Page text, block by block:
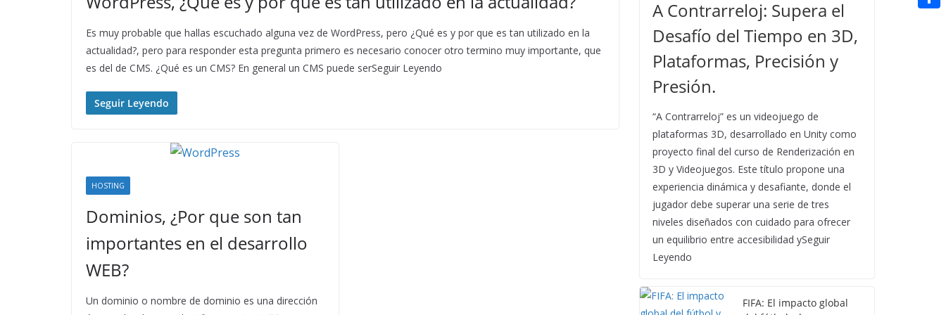
Es muy probable que hallas escuchado alguna vez de WordPress, pero ¿Qué es y por que es tan utilizado en la
actualidad?, pero para responder esta pregunta primero es necesario conocer otro termino muy importante, que
es del de CMS. ¿Qué es un CMS? En general un CMS puede serSeguir Leyendo
Seguir Leyendo
HOSTING
Dominios, ¿Por que son tan
importantes en el desarrollo
WEB?
Un dominio o nombre de dominio es una dirección
A Contrarreloj: Supera el
Desafío del Tiempo en 3D,
Plataformas, Precisión y
Presión.
“A Contrarreloj” es un videojuego de
plataformas 3D, desarrollado en Unity como
proyecto final del curso de Renderización en
3D y Videojuegos. Este título propone una
experiencia dinámica y desafiante, donde el
jugador debe superar una serie de tres
niveles diseñados con cuidado para ofrecer
un equilibrio entre accesibilidad ySeguir
Leyendo
FIFA: El impacto global
n
a